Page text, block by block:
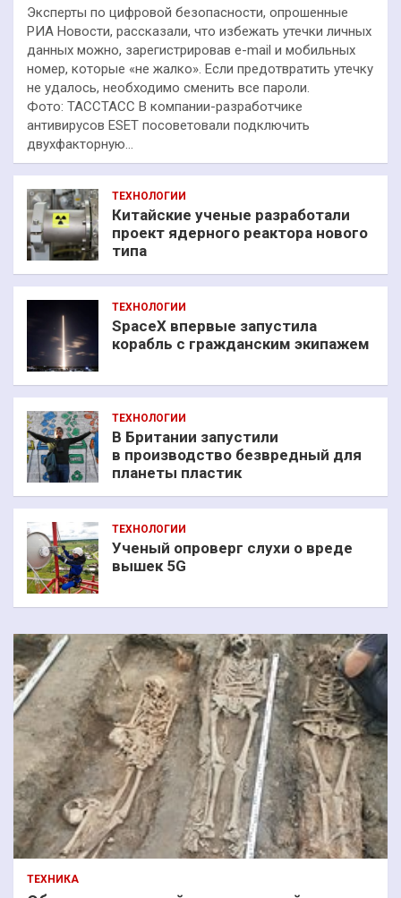
Эксперты по цифровой безопасности, опрошенные
РИА Новости, рассказали, что избежать утечки личных
данных можно, зарегистрировав e-mail и мобильных
номер, которые «не жалко». Если предотвратить утечку
не удалось, необходимо сменить все пароли.
Фото: ТАССТАСС В компании-разработчике
антивирусов ESET посоветовали подключить
двухфакторную…
ТЕХНОЛОГИИ
Китайские ученые разработали
проект ядерного реактора нового
типа
ТЕХНОЛОГИИ
SpaceX впервые запустила
корабль с гражданским экипажем
ТЕХНОЛОГИИ
В Британии запустили
в производство безвредный для
планеты пластик
ТЕХНОЛОГИИ
Ученый опроверг слухи о вреде
вышек 5G
ТЕХНИКА